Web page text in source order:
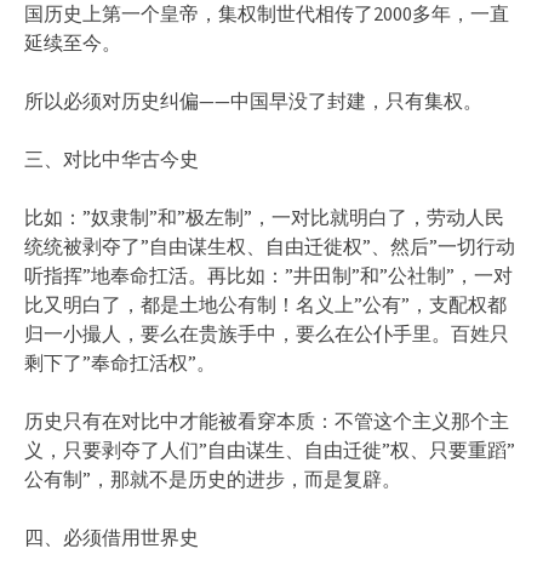
国历史上第一个皇帝，集权制世代相传了2000多年，一直
延续至今。
所以必须对历史纠偏——中国早没了封建，只有集权。
三、对比中华古今史
比如：”奴隶制”和”极左制”，一对比就明白了，劳动人民
统统被剥夺了”自由谋生权、自由迁徙权”、然后”一切行动
听指挥”地奉命扛活。再比如：”井田制”和”公社制”，一对
比又明白了，都是土地公有制！名义上”公有”，支配权都
归一小撮人，要么在贵族手中，要么在公仆手里。百姓只
剩下了”奉命扛活权”。
历史只有在对比中才能被看穿本质：不管这个主义那个主
义，只要剥夺了人们”自由谋生、自由迁徙”权、只要重蹈”
公有制”，那就不是历史的进步，而是复辟。
四、必须借用世界史